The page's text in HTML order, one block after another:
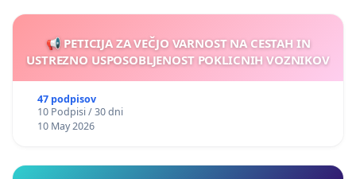
📢 PETICIJA ZA VEČJO VARNOST NA CESTAH IN
USTREZNO USPOSOBLJENOST POKLICNIH VOZNIKOV
47 podpisov
10 Podpisi / 30 dni
10 May 2026